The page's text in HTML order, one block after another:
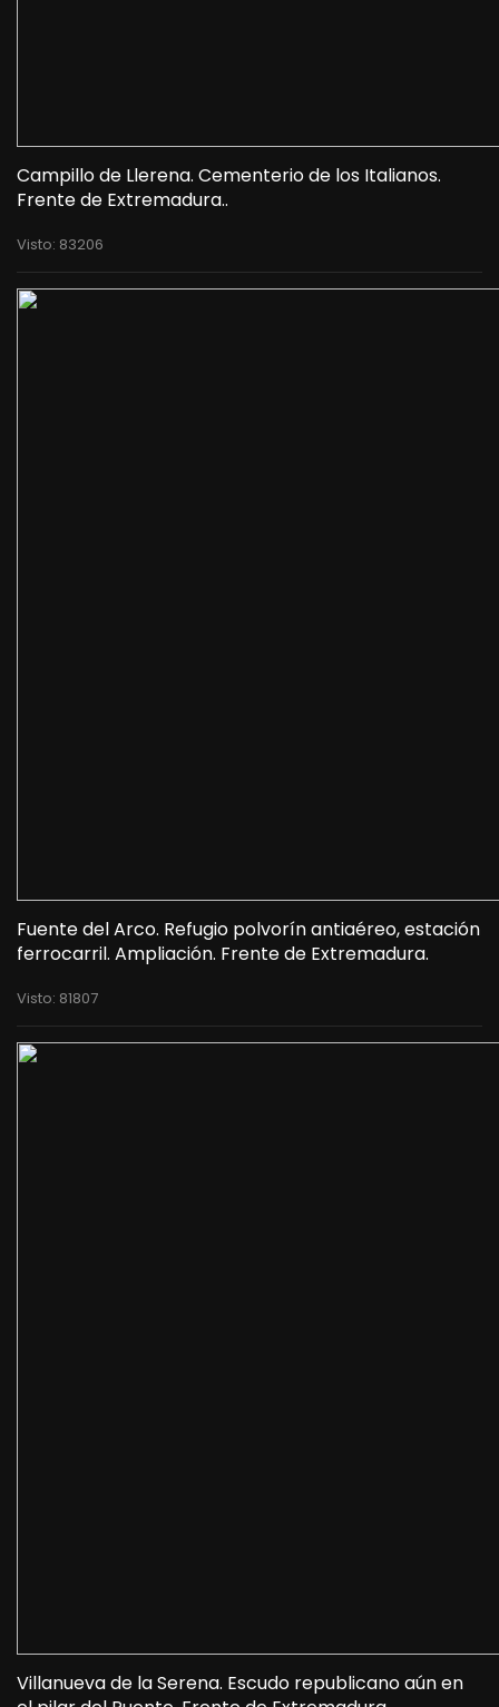
Campillo de Llerena. Cementerio de los Italianos.
Frente de Extremadura..
Visto: 83206
Fuente del Arco. Refugio polvorín antiaéreo, estación
ferrocarril. Ampliación. Frente de Extremadura.
Visto: 81807
Villanueva de la Serena. Escudo republicano aún en